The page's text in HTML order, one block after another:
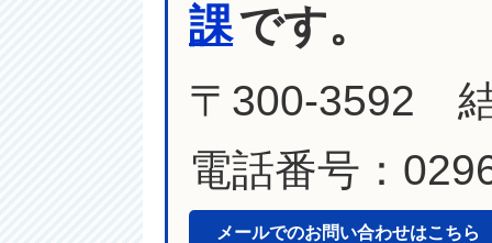
課です。
〒300-3592
電話番号：
メールでのお問い合わせはこちら